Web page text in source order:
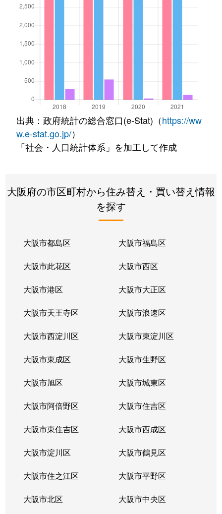
出典：政府統計の総合窓口(e-Stat)（https://ww
w.e-stat.go.jp/）
「社会・人口統計体系」を加工して作成
大阪府の市区町村から住み替え・買い替え情報
を探す
大阪市都島区 大阪市福島区
大阪市此花区 大阪市西区
大阪市港区 大阪市大正区
大阪市天王寺区 大阪市浪速区
大阪市西淀川区 大阪市東淀川区
大阪市東成区 大阪市生野区
大阪市旭区 大阪市城東区
大阪市阿倍野区 大阪市住吉区
大阪市東住吉区 大阪市西成区
大阪市淀川区 大阪市鶴見区
大阪市住之江区 大阪市平野区
大阪市北区 大阪市中央区